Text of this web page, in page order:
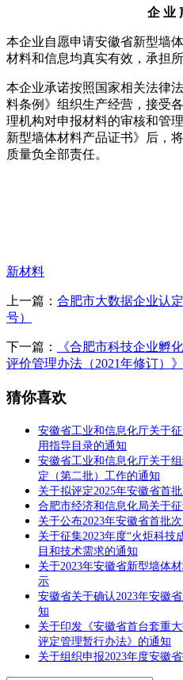
企 业
本企业自愿申请安徽省新型墙
材料和信息均真实有效，承担
本企业承诺按照国家相关法律
料条例》组织生产经营，接受
理机构对申报材料的审核和管
新型墙体材料产品证书》后，
质量负全部责任。
新材料
上一篇： 合肥市大数据企业认
号）
下一篇：
《合肥市科技企业孵
评价管理办法（2021年修订）
猜你喜欢
安徽省工业和信息化厅关于
用指导目录的通知
安徽省工业和信息化厅关于
定（第二批）工作的通知
关于拟评定2025年安徽省首
合肥市经济和信息化局关于
关于公布2023年安徽省首批
关于征集2023年度“火炬科技
目和技术需求的通知
关于2023年安徽省新型墙体
示
安徽省关于确认2023年安徽
知
关于印发《安徽省首台套重
评定管理暂行办法》的通知
关于组织申报2023年度安徽